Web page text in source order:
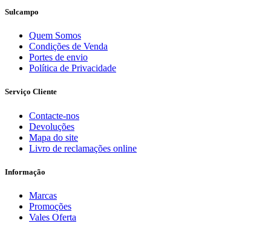
Sulcampo
Quem Somos
Condições de Venda
Portes de envio
Política de Privacidade
Serviço Cliente
Contacte-nos
Devoluções
Mapa do site
Livro de reclamações online
Informação
Marcas
Promoções
Vales Oferta